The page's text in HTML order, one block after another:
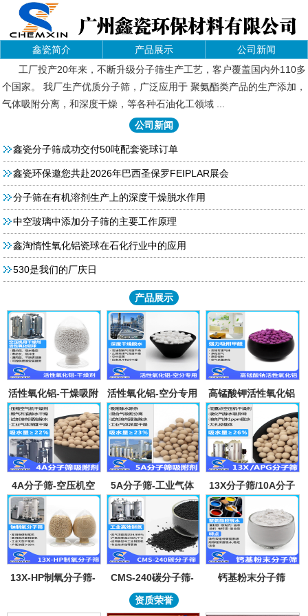
鑫瓷简介 产品展示
公司新闻
工厂投产20年来，不断升级分子筛生产工艺，客户覆盖国内外110多
个国家。 我厂生产优质分子筛，广泛应用于 聚氨酯类产品的生产添加，
气体吸附分离，和深度干燥，等各种石油化工领域 ...
公司新闻
鑫瓷分子筛成功交付50吨配套瓷球订单
鑫瓷环保邀您共赴2026年巴西圣保罗FEIPLAR展会
分子筛在有机溶剂生产上的深度干燥脱水作用
中空玻璃中添加分子筛的主要工作原理
鑫淘惰性氧化铝瓷球在石化行业中的应用
530是我们的厂庆日
产品展示
活性氧化铝-干燥吸附
活性氧化铝-空分专用
吸附剂
高锰酸钾活性氧化铝
4A分子筛-空压机空
气气体吸水干燥颗粒-
溶剂试剂深度除水分
子筛吸附球
5A分子筛-工业气体
吸附纯化-溶剂深度除
水-混合气吸附分离
13X分子筛/10A分子
筛-lpglng燃气干燥除
异味除杂-空气低露点
干燥
13X-HP制氧分子筛-
筛95氧浓度-制氧钠分
CMS-240碳分子筛-
工业制氮机吸附剂炭
分子筛-99.999%浓度
钙基粉末分子筛
资质荣誉